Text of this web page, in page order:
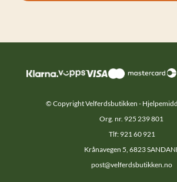
© Copyright Velferdsbutikken -
Org. nr. 925 239 801
Tlf: 921 60 921
Krånavegen 5, 6823
post@velferdsbutikken.no